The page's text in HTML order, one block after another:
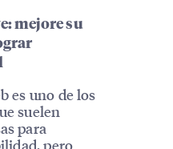
mejore su
es uno de los
suelen
para
pero